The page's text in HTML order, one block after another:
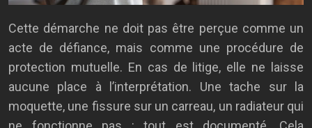
Cette démarche ne doit pas être perçue comme un
acte de défiance, mais comme une procédure de
protection mutuelle. En cas de litige, elle ne laisse
aucune place à l’interprétation. Une tache sur la
moquette, une fissure sur un carreau, un radiateur qui